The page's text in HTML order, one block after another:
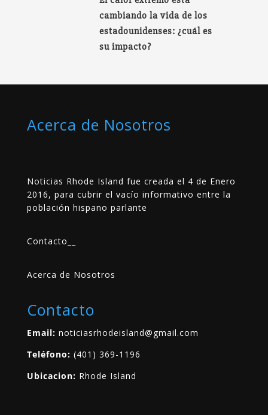
cambiando la vida de los
estadounidenses: ¿cuál es
su impacto?
Acerca de Nosotros
Noticias Rhode Island fue creada el 4 de Enero
2016, para cubrir el vacío informativo entre la
población hispano parlante
Contacto
Acerca de Nosotros
Contacto
Email: noticiasrhodeisland@gmail.com
Teléfono: (401) 369-1196
Ubicacion: Rhode Island